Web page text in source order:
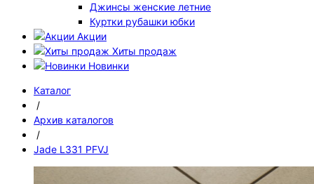
Джинсы женские летние
Куртки рубашки юбки
Акции
Хиты продаж
Новинки
Каталог
/
Архив каталогов
/
Jade L331 PFVJ